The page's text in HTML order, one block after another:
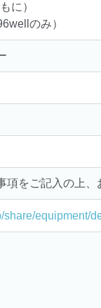
に）
のみ）
項をご記入の上、
share/